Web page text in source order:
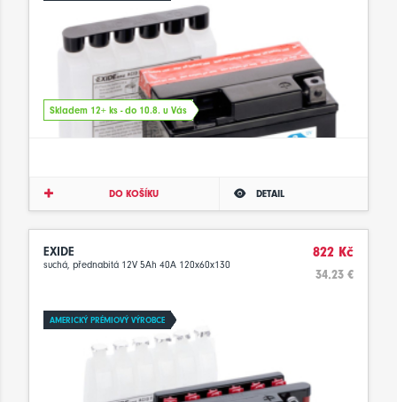
Skladem 12+ ks - do 10.8. u Vás
DO KOŠÍKU DETAIL
EXIDE
suchá, přednabitá 12V 5Ah 40A 120x60x130
822 Kč
34.23 €
AMERICKÝ PRÉMIOVÝ VÝROBCE